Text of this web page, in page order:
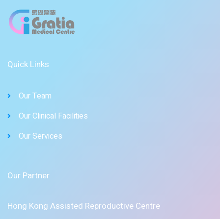
Quick Links
Our Team
Our Clinical Facilities
Our Services
Our Partner
Hong Kong Assisted Reproductive Centre